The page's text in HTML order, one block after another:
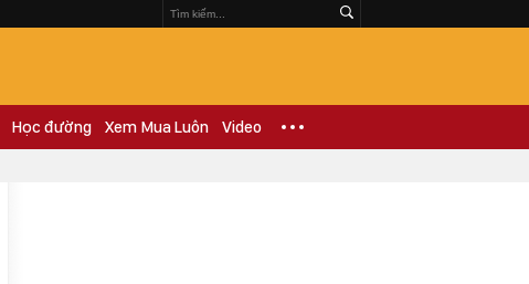
Học đường Xem Mua Luôn Video